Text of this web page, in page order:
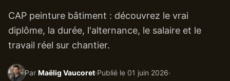
CAP peinture bâtiment : découvrez le vrai
diplôme, la durée, l'alternance, le salaire et le
travail réel sur chantier.
Par Maëlig Vaucoret·Publié le 01 juin 2026·